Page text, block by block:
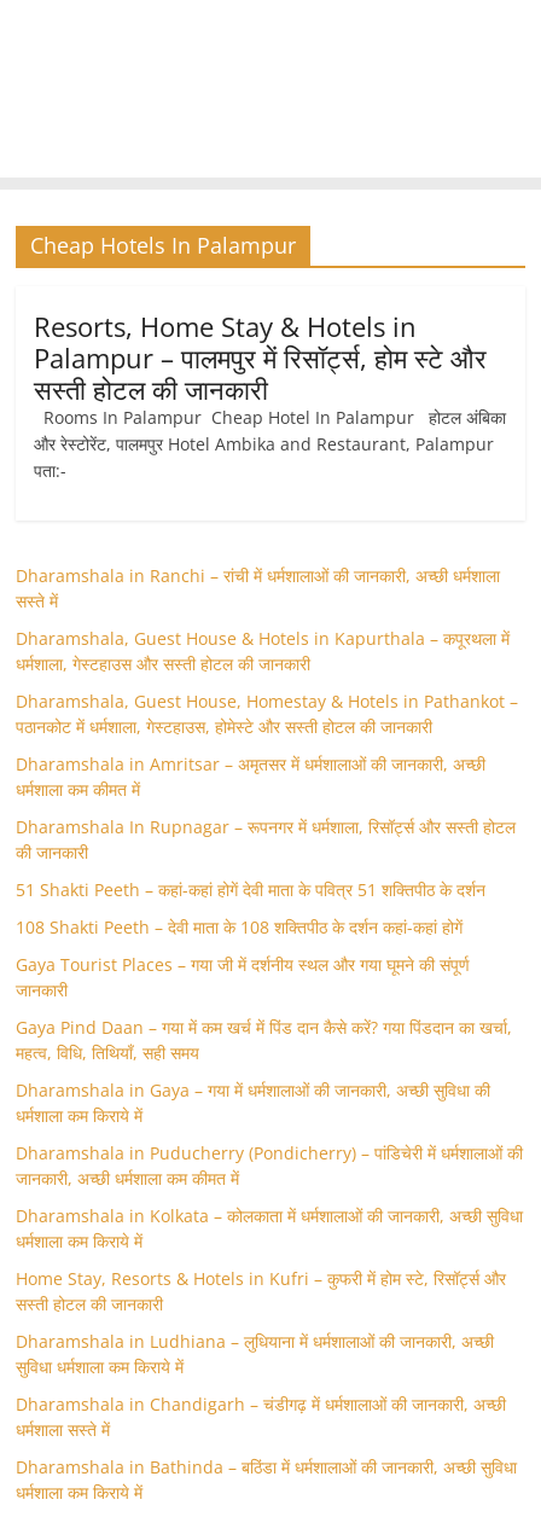
Cheap Hotels In Palampur
Resorts, Home Stay & Hotels in
Palampur – पालमपुर में रिसॉर्ट्स, होम स्‍टे और
सस्ती होटल की जानकारी
Rooms In Palampur Cheap Hotel In Palampur होटल अंबिका
और रेस्टोरेंट, पालमपुर Hotel Ambika and Restaurant, Palampur
पता:-
Dharamshala in Ranchi – रांची में धर्मशालाओं की जानकारी, अच्छी धर्मशाला
सस्ते में
Dharamshala, Guest House & Hotels in Kapurthala – कपूरथला में
धर्मशाला, गेस्टहाउस और सस्ती होटल की जानकारी
Dharamshala, Guest House, Homestay & Hotels in Pathankot –
पठानकोट में धर्मशाला, गेस्टहाउस, होमेस्टे और सस्ती होटल की जानकारी
Dharamshala in Amritsar – अमृतसर में धर्मशालाओं की जानकारी, अच्छी
धर्मशाला कम कीमत में
Dharamshala In Rupnagar – रूपनगर में धर्मशाला, रिसॉर्ट्स और सस्ती होटल
की जानकारी
51 Shakti Peeth – कहां-कहां होगें देवी माता के पवित्र 51 शक्तिपीठ के दर्शन
108 Shakti Peeth – देवी माता के 108 शक्तिपीठ के दर्शन कहां-कहां होगें
Gaya Tourist Places – गया जी में दर्शनीय स्थल और गया घूमने की संपूर्ण
जानकारी
Gaya Pind Daan – गया में कम खर्च में पिंड दान कैसे करें? गया पिंडदान का खर्चा,
महत्व, विधि, तिथियाँ, सही समय
Dharamshala in Gaya – गया में धर्मशालाओं की जानकारी, अच्छी सुविधा की
धर्मशाला कम किराये में
Dharamshala in Puducherry (Pondicherry) – पांडिचेरी में धर्मशालाओं की
जानकारी, अच्छी धर्मशाला कम कीमत में
Dharamshala in Kolkata – कोलकाता में धर्मशालाओं की जानकारी, अच्छी सुविधा
धर्मशाला कम किराये में
Home Stay, Resorts & Hotels in Kufri – कुफरी में होम स्‍टे, रिसॉर्ट्स और
सस्ती होटल की जानकारी
Dharamshala in Ludhiana – लुधियाना में धर्मशालाओं की जानकारी, अच्छी
सुविधा धर्मशाला कम किराये में
Dharamshala in Chandigarh – चंडीगढ़ में धर्मशालाओं की जानकारी, अच्छी
धर्मशाला सस्ते में
Dharamshala in Bathinda – बठिंडा में धर्मशालाओं की जानकारी, अच्छी सुविधा
धर्मशाला कम किराये में